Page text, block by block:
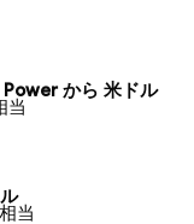
から 米ドル
当
当